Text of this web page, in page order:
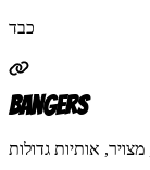
כבד
Bangers
מצויר, אותיות גדולות